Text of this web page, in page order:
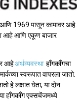
1969 पासून कामावर आहे.
आहे आणि एकूण बाजार
आहेअर्थव्यवस्था हाँगकाँगचा
स्वरूपात वापरला जातो.
हे लक्षात घेता, या दोन
हाँगकाँग एक्सचेंजमध्ये